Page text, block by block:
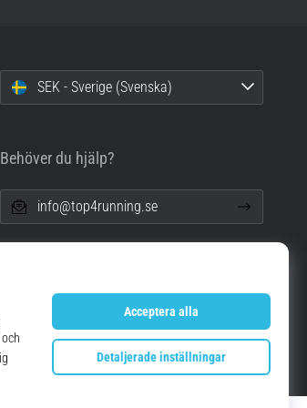
SEK - Sverige (Svenska)
Behöver du hjälp?
info@top4running.se